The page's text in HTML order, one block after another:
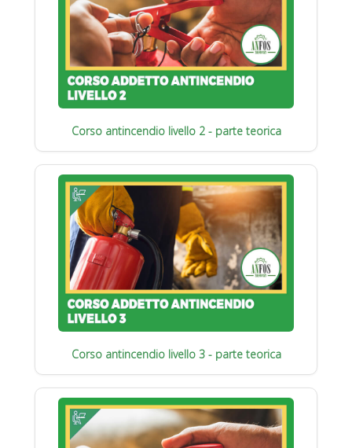
Corso antincendio livello 2 - parte teorica
Corso antincendio livello 3 - parte teorica